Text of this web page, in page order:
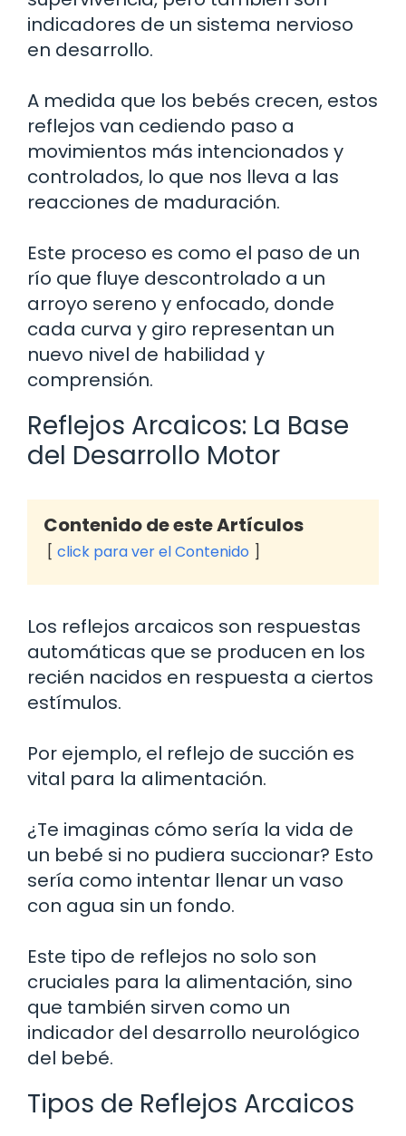
indicadores de un sistema nervioso
en desarrollo.
A medida que los bebés crecen, estos
reflejos van cediendo paso a
movimientos más intencionados y
controlados, lo que nos lleva a las
reacciones de maduración.
Este proceso es como el paso de un
río que fluye descontrolado a un
arroyo sereno y enfocado, donde
cada curva y giro representan un
nuevo nivel de habilidad y
comprensión.
Reflejos Arcaicos: La Base
del Desarrollo Motor
Contenido de este Artículos
click para ver el Contenido
Los reflejos arcaicos son respuestas
automáticas que se producen en los
recién nacidos en respuesta a ciertos
estímulos.
Por ejemplo, el reflejo de succión es
vital para la alimentación.
¿Te imaginas cómo sería la vida de
un bebé si no pudiera succionar? Esto
sería como intentar llenar un vaso
con agua sin un fondo.
Este tipo de reflejos no solo son
cruciales para la alimentación, sino
que también sirven como un
indicador del desarrollo neurológico
del bebé.
Tipos de Reflejos Arcaicos